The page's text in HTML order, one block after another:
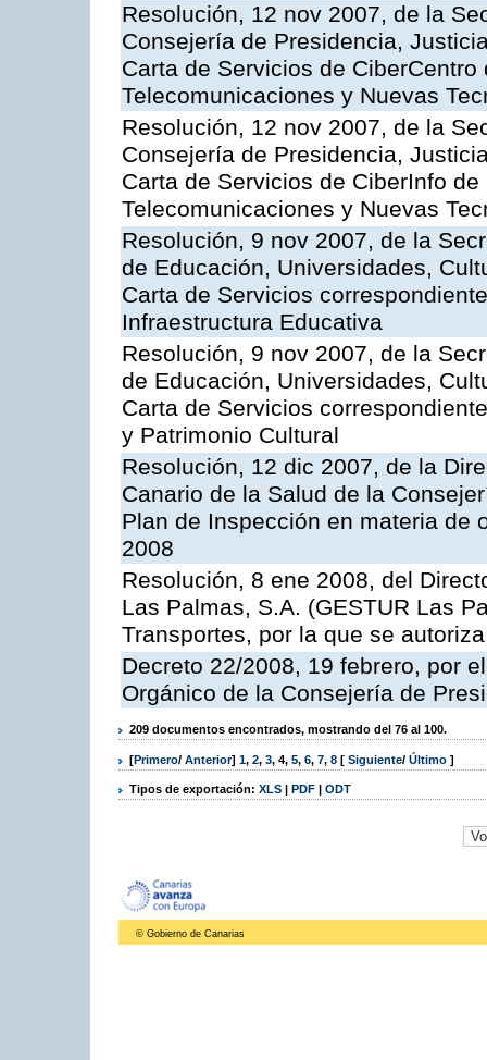
Resolución, 12 nov 2007, de la
Consejería de Presidencia,
Carta de Servicios de
Telecomunicaciones y Nuevas
Resolución, 12 nov 2007, de la
Consejería de Presidencia,
Carta de Servicios de CiberInfo
Telecomunicaciones y Nuevas
Resolución, 9 nov 2007, de la
de Educación, Universidades,
Carta de Servicios
Infraestructura Educativa
Resolución, 9 nov 2007, de la
de Educación, Universidades,
Carta de Servicios
y Patrimonio Cultural
Resolución, 12 dic 2007, de la
Canario de la Salud de la
Plan de Inspección en materia de
2008
Resolución, 8 ene 2008, del
Las Palmas, S.A. (GESTUR Las
Transportes, por la que se
Decreto 22/2008, 19 febrero, por
Orgánico de la Consejería de
209 documentos encontrados, mostrando del 76 al 100.
[Primero/ Anterior] 1, 2, 3, 4, 5, 6, 7, 8 [ Siguiente/ Último ]
Tipos de exportación: XLS | PDF | ODT
© Gobierno de Canarias